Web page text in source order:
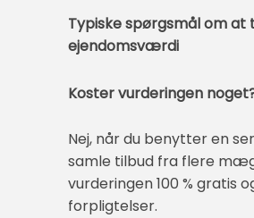
Typiske spørgsmål om at
ejendomsværdi
Koster vurderingen
Nej, når du benytter en
samle tilbud fra flere
vurderingen 100 % gratis
forpligtelser.